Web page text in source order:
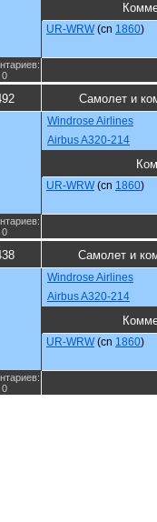
UR-WRW (cn 1860)
0
Самолет и
Windrose Airlines
Airbus A320-214
UR-WRW (cn 1860)
0
Самолет и
Windrose Airlines
Airbus A320-214
UR-WRW (cn 1860)
0